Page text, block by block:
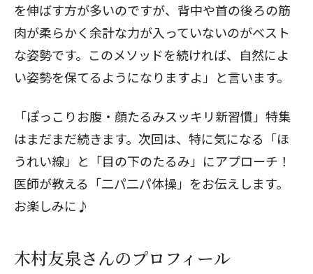
を伸ばす方が多いのですが、背中や首の後ろの筋
肉が柔らかく余計な力が入っていないのがベスト
な姿勢です。このメソッドを続ければ、自然によ
い姿勢を保てるようになりますよ」と言います。
「ぽっこりお腹・顔たるみスッキリ新習慣」特集
はまだまだ続きます。 次回は、特に気になる「ほ
うれい線」と「目の下のたるみ」にアプローチ！
医師が教える「二パ二パ体操」をお伝えします。
お楽しみに♪
木村友泉さんのプロフィール